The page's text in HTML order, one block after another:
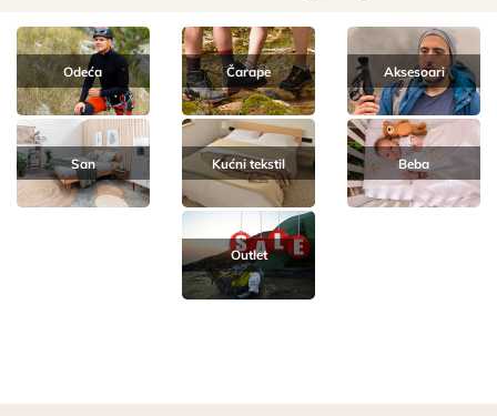
Odeća Čarape Aksesoari
San Kućni tekstil Beba
Outlet